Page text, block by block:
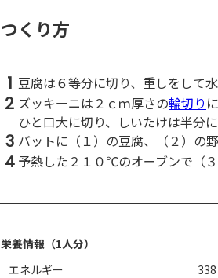
つくり方
1 豆腐は６等分に切り、重しをして
2 ズッキーニは２ｃｍ厚さの輪切り
ひと口大に切り、しいたけは半分
3 バットに（１）の豆腐、（２）の
4 予熱した２１０℃のオーブンで（
栄養情報（1人分）
エネルギー